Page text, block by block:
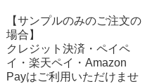
【サンプルのみのご注文の
場合】
クレジット決済・ペイペ
イ・楽天ペイ・Amazon
Payはご利用いただけませ